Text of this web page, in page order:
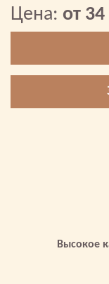
Цена: от
Высокое